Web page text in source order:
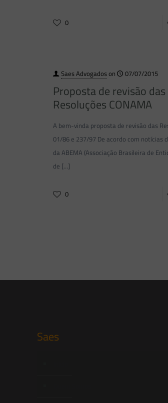
0
Saes Advogadoson 07/07/2015
Proposta de revisão das
Resoluções CONAMA
A bem-vinda proposta de revisão das
01/86 e 237/97 De acordo com notícias
da ABEMA (Associação Brasileira de
de […]
0
Saes